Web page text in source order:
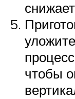
чтобы